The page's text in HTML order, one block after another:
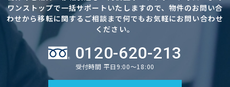
ワンストップで一括サポートいたしますので、物件のお問い合
わせから移転に関するご相談まで何でもお気軽にお問い合わせ
ください。
0120-620-213
受付時間 平日9:00～18:00